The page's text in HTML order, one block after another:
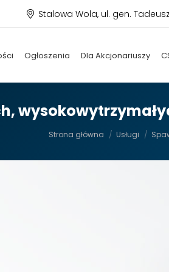
Stalowa Wola, ul. gen.
Ogłoszenia Dla Akcjonariuszy
Strona główna Usługi